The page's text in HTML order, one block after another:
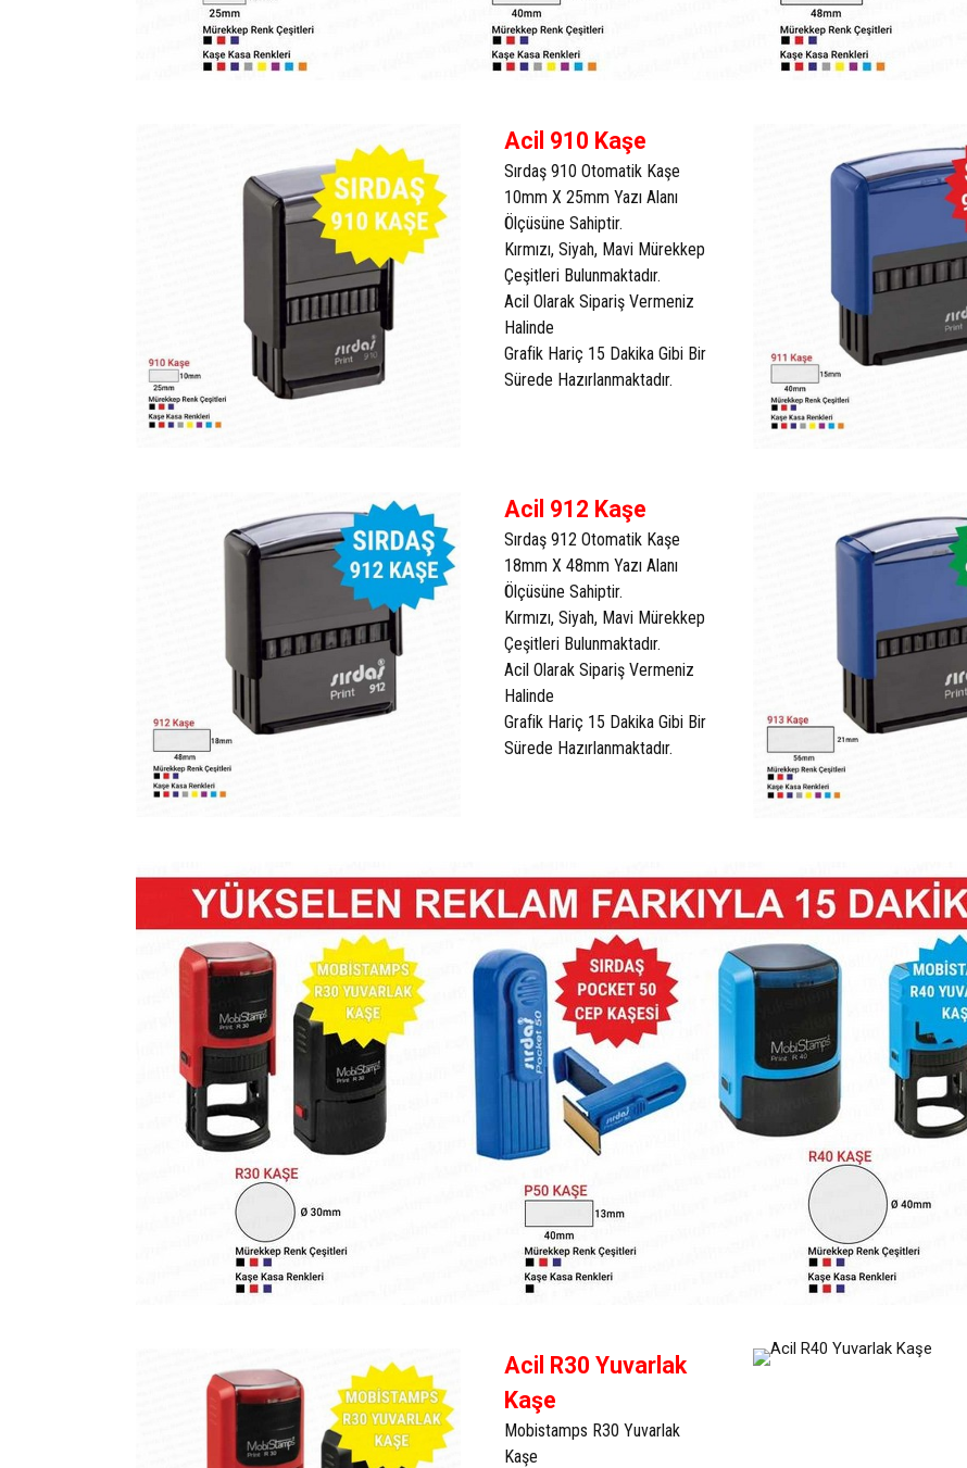
Acil 910 Kaşe
Sırdaş 910 Otomatik Kaşe
10mm X 25mm Yazı Alanı
Ölçüsüne Sahiptir.
Kırmızı, Siyah, Mavi Mürekkep
Çeşitleri Bulunmaktadır.
Acil Olarak Sipariş Vermeniz
Halinde
Grafik Hariç 15 Dakika Gibi Bir
Sürede Hazırlanmaktadır.
Acil 912 Kaşe
Sırdaş 912 Otomatik Kaşe
18mm X 48mm Yazı Alanı
Ölçüsüne Sahiptir.
Kırmızı, Siyah, Mavi Mürekkep
Çeşitleri Bulunmaktadır.
Acil Olarak Sipariş Vermeniz
Halinde
Grafik Hariç 15 Dakika Gibi Bir
Sürede Hazırlanmaktadır.
Acil R30 Yuvarlak
Kaşe
Mobistamps R30 Yuvarlak
Kaşe